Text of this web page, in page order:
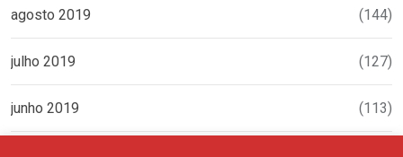
agosto 2019 (144)
julho 2019 (127)
junho 2019 (113)